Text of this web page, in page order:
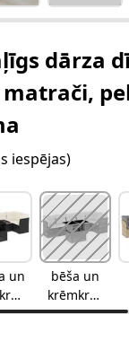
dārza
iespējas)
un
bēša un
krēmkrās
a